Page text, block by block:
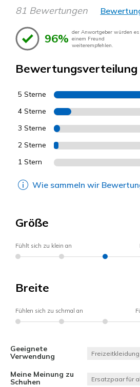
81 Bewertungen
96% der Anwortgeber würden es
einem Freund
weiterempfehlen.
Bewertungsverteilung
5 Sterne
4 Sterne
3 Sterne
2 Sterne
1 Stern
Wie sammeln wir
Größe
Fühlt sich zu klein an
Breite
Fühlen sich zu schmal an
Geeignete
Verwendung
Freizeitkleidung
Meine Meinung zu
Schuhen
Ersatzpaar für